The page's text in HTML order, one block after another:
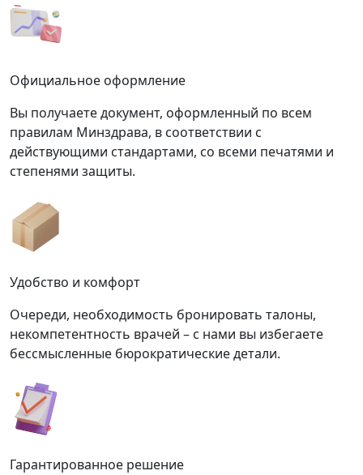
Официальное оформление
Вы получаете документ, оформленный по всем
правилам Минздрава, в соответствии с
действующими стандартами, со всеми печатями и
степенями защиты.
Удобство и комфорт
Очереди, необходимость бронировать талоны,
некомпетентность врачей – с нами вы избегаете
бессмысленные бюрократические детали.
Гарантированное решение